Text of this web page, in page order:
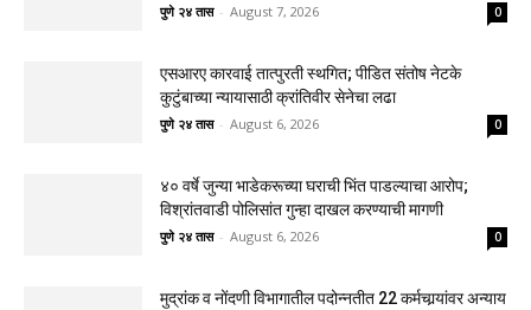
पुणे २४ तास - August 7, 2026 0
एसआरए कारवाई तात्पुरती स्थगित; पीडित संतोष नेटके
कुटुंबाच्या न्यायासाठी क्रांतिवीर सेनेचा लढा
पुणे २४ तास - August 6, 2026 0
४० वर्षे जुन्या भाडेकरूच्या घराची भिंत पाडल्याचा आरोप;
विश्रांतवाडी पोलिसांत गुन्हा दाखल करण्याची मागणी
पुणे २४ तास - August 6, 2026 0
मुद्रांक व नोंदणी विभागातील पदोन्नतीत 22 कर्मचार्‍यांवर अन्याय